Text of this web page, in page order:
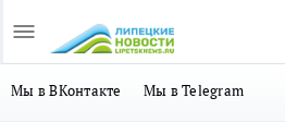
Мы в ВКонтакте Мы в Telegram